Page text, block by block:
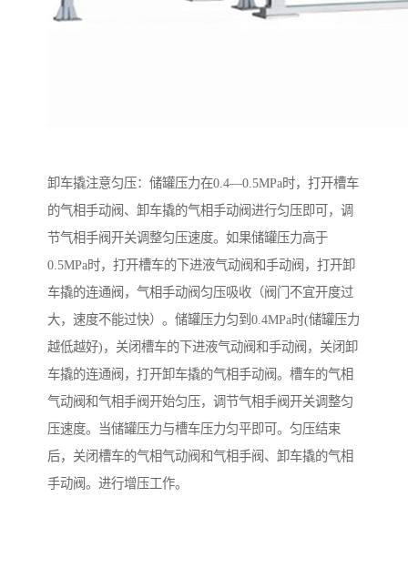
卸车撬注意匀压：储罐压力在0.4—0.5MPa时，打开槽车
的气相手动阀、卸车撬的气相手动阀进行匀压即可，调
节气相手阀开关调整匀压速度。如果储罐压力高于
0.5MPa时，打开槽车的下进液气动阀和手动阀，打开卸
车撬的连通阀，气相手动阀匀压吸收（阀门不宜开度过
大，速度不能过快）。储罐压力匀到0.4MPa时(储罐压力
越低越好)，关闭槽车的下进液气动阀和手动阀，关闭卸
车撬的连通阀，打开卸车撬的气相手动阀。槽车的气相
气动阀和气相手阀开始匀压，调节气相手阀开关调整匀
压速度。当储罐压力与槽车压力匀平即可。匀压结束
后，关闭槽车的气相气动阀和气相手阀、卸车撬的气相
手动阀。进行增压工作。